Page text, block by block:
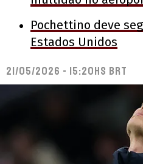
Pochettino deve
Estados Unidos
21/05/2026 - 15:20hs BRT